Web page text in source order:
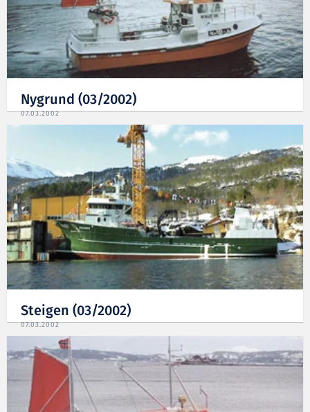
Nygrund (03/2002)
07.03.2002
Steigen (03/2002)
07.03.2002